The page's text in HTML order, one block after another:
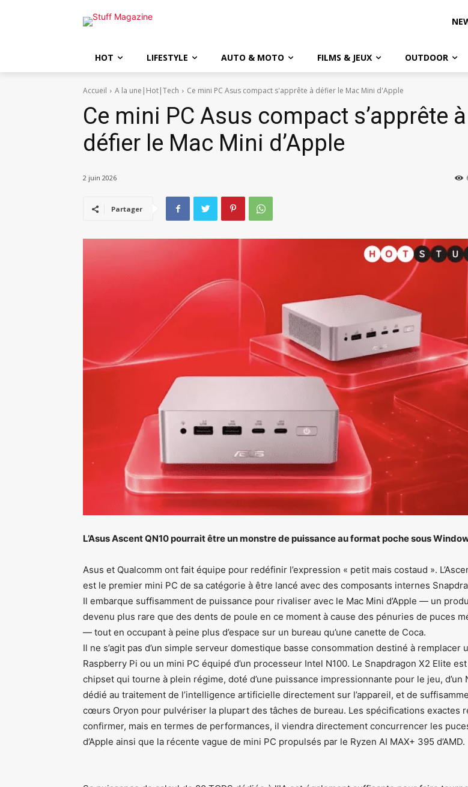
HOT LIFESTYLE AUTO & MOTO FILMS & JEUX OUTDOOR
Accueil A la une|Hot|Tech Ce mini PC Asus compact s'apprête à défier le Mac Mini d'Apple
Ce mini PC Asus compact s’apprête à
défier le Mac Mini d’Apple
2 juin 2026
Partager
L’Asus Ascent QN10 pourrait être un monstre de puissance au format poche sous
Asus et Qualcomm ont fait équipe pour redéfinir l’expression « petit mais costaud ».
est le premier mini PC de sa catégorie à être lancé avec des composants internes
Il embarque suffisamment de puissance pour rivaliser avec le Mac Mini d’Apple — un
devenu plus rare que des dents de poule en ce moment à cause des pénuries de puces
— tout en occupant à peine plus d’espace sur un bureau qu’une canette de Coca.
Il ne s’agit pas d’un simple serveur domestique basse consommation destiné à remplacer
Raspberry Pi ou un mini PC équipé d’un processeur Intel N100. Le Snapdragon X2 Elite
chipset qui tourne à plein régime, doté d’une puissance impressionnante pour le jeu, d’un
dédié au traitement de l’intelligence artificielle directement sur l’appareil, et de
cœurs Oryon pour pulvériser la plupart des tâches de bureau. Les spécifications exactes
confirmer, mais en termes de performances, il viendra directement concurrencer les
d’Apple ainsi que la récente vague de mini PC propulsés par le Ryzen AI MAX+ 395 d’AMD.